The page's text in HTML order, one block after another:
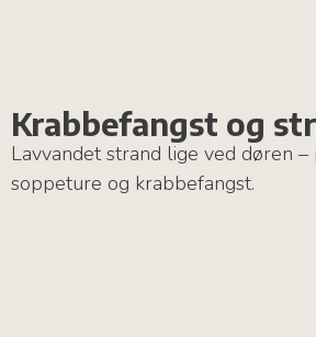
Krabbefangst og
Lavvandet strand lige ved døren
soppeture og krabbefangst.